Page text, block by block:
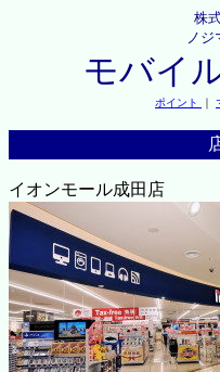
株
ノジ
モバイ
ポイント ｜
イオンモール成田店